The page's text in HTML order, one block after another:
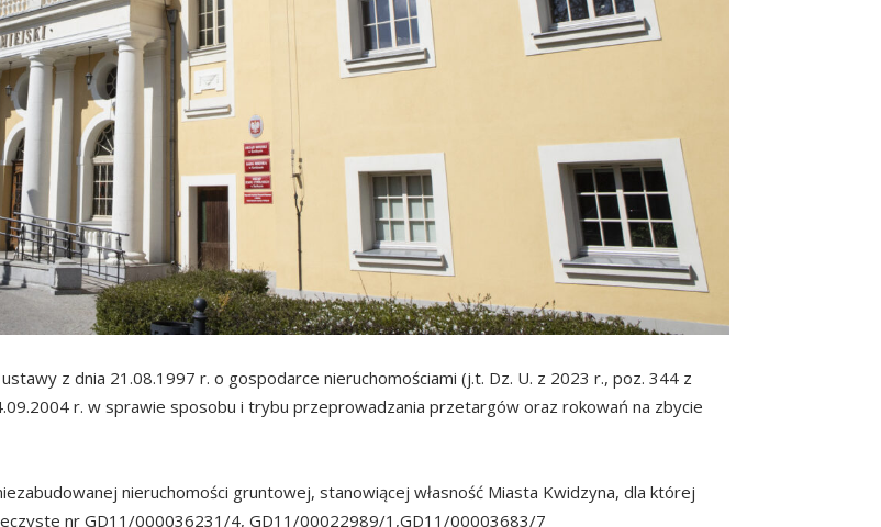
z dnia 21.08.1997 r. o gospodarce nieruchomościami (j.t. Dz. U. z 2023 r., poz. 344 z
r. w sprawie sposobu i trybu przeprowadzania przetargów oraz rokowań na zbycie
nieruchomości gruntowej, stanowiącej własność Miasta Kwidzyna, dla której
nr GD11/000036231/4, GD11/00022989/1,GD11/00003683/7